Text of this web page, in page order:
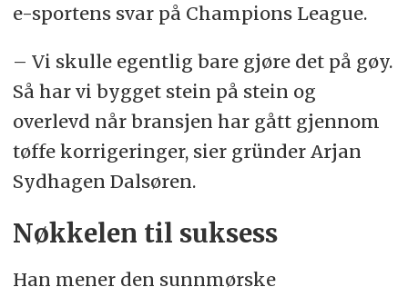
e-sportens svar på Champions League.
– Vi skulle egentlig bare gjøre det på gøy.
Så har vi bygget stein på stein og
overlevd når bransjen har gått gjennom
tøffe korrigeringer, sier gründer Arjan
Sydhagen Dalsøren.
Nøkkelen til suksess
Han mener den sunnmørske